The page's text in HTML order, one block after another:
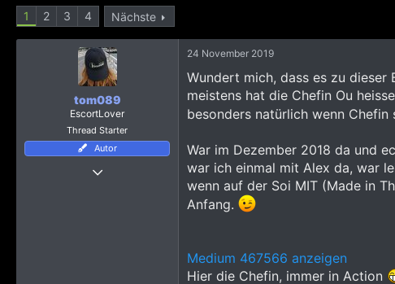
s
s
l
l
m
o
r
e
1 2 3 4 Nächste
tom089
EscortLover
Thread Starter
Autor
24 November 2019
Wundert mich, dass es zu dieser
meistens hat die Chefin Ou
besonders natürlich wenn Chefin
War im Dezember 2018 da und
war ich einmal mit Alex da, war
wenn auf der Soi MIT (Made in
Anfang.
Medium 467566 anzeigen
Hier die Chefin, immer in Action